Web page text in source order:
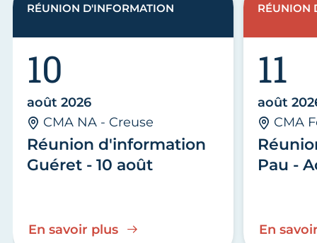
Réunion d'information
Guéret - 10 août
10
août 2026
CMA NA - Creuse
En savoir plus
RÉUNION D'INFORMATION
Pau -
11
août
CMA
En
RÉUNION